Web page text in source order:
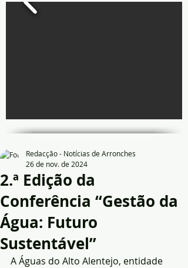
2.ª Edição da
Conferência “Gestão da
Água: Futuro
Sustentável”
Redacção - Notícias de Arronches
26 de nov. de 2024
A Águas do Alto Alentejo, entidade